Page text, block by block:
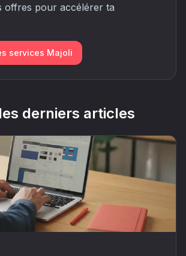
offres pour accélérer ta
services Majoli
derniers articles